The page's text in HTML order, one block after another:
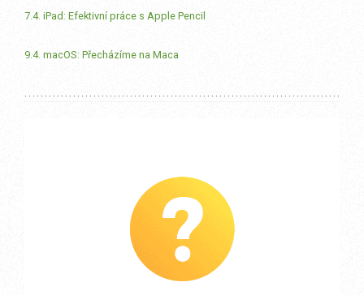
7.4. iPad: Efektivní práce s Apple Pencil
9.4. macOS: Přecházíme na Maca